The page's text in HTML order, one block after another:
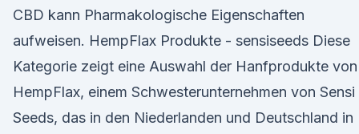
CBD kann Pharmakologische Eigenschaften
aufweisen. HempFlax Produkte - sensiseeds Diese
Kategorie zeigt eine Auswahl der Hanfprodukte von
HempFlax, einem Schwesterunternehmen von Sensi
Seeds, das in den Niederlanden und Deutschland in